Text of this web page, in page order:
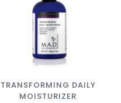
TRANSFORMING DAILY
MOISTURIZER